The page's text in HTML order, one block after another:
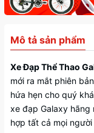
Mô tả sản phẩm
Xe Đạp Thể Thao
mới ra mắt phiên
hứa hẹn cho quý
xe đạp Galaxy
hợp tất cả mọi